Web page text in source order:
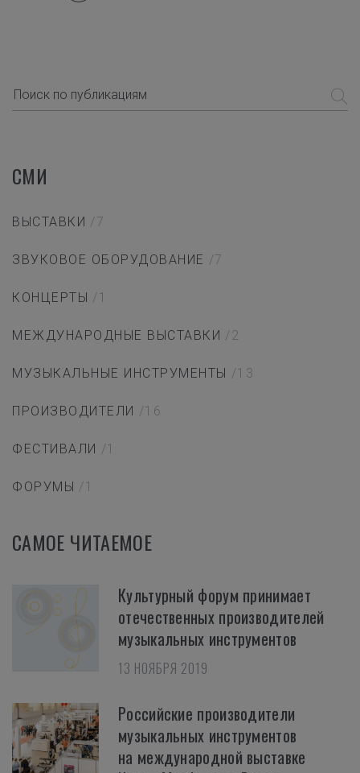
СМИ
ВЫСТАВКИ /7
ЗВУКОВОЕ ОБОРУДОВАНИЕ /7
КОНЦЕРТЫ /1
МЕЖДУНАРОДНЫЕ ВЫСТАВКИ /2
МУЗЫКАЛЬНЫЕ ИНСТРУМЕНТЫ /13
ПРОИЗВОДИТЕЛИ /16
ФЕСТИВАЛИ /1
ФОРУМЫ /1
САМОЕ ЧИТАЕМОЕ
Культурный форум принимает
отечественных производителей
музыкальных инструментов
13 НОЯБРЯ 2019
Российские производители
музыкальных инструментов
на международной выставке